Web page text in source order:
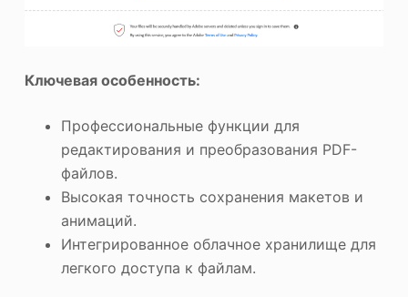
Ключевая особенность:
Профессиональные функции для
редактирования и преобразования PDF-
файлов.
Высокая точность сохранения макетов и
анимаций.
Интегрированное облачное хранилище для
легкого доступа к файлам.